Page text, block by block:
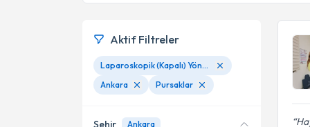
Aktif Filtreler
Laparoskopik (Kapalı) Yöntemlerle Kist Ve Myom Ameliyatları
Ankara
Pursaklar
Şehir Ankara